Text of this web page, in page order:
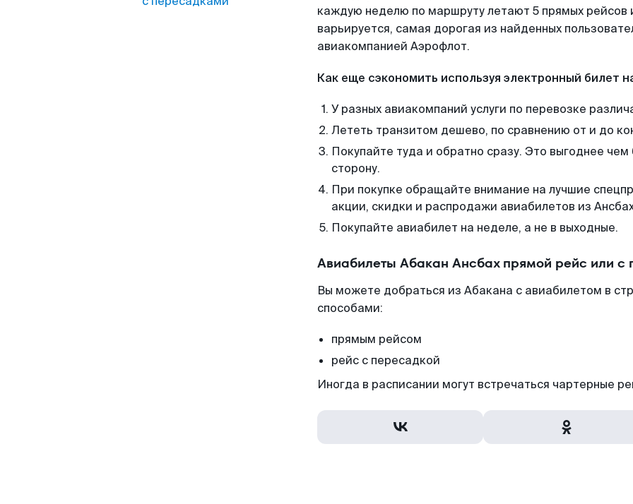
каждую неделю по маршруту летают 5 прямых рейсов
варьируется, самая дорогая из найденных
авиакомпанией Аэрофлот.
Как еще сэкономить используя электронный билет
У разных авиакомпаний услуги по перевозке
Лететь транзитом дешево, по сравнению от и до
Покупайте туда и обратно сразу. Это выгоднее
сторону.
При покупке обращайте внимание на лучшие
акции, скидки и распродажи авиабилетов из
Покупайте авиабилет на неделе, а не в выходные.
Авиабилеты Абакан Ансбах прямой рейс или с
Вы можете добраться из Абакана с авиабилетом в
способами:
прямым рейсом
рейс с пересадкой
Иногда в расписании могут встречаться чартерные